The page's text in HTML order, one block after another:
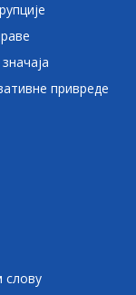
привреде
слову